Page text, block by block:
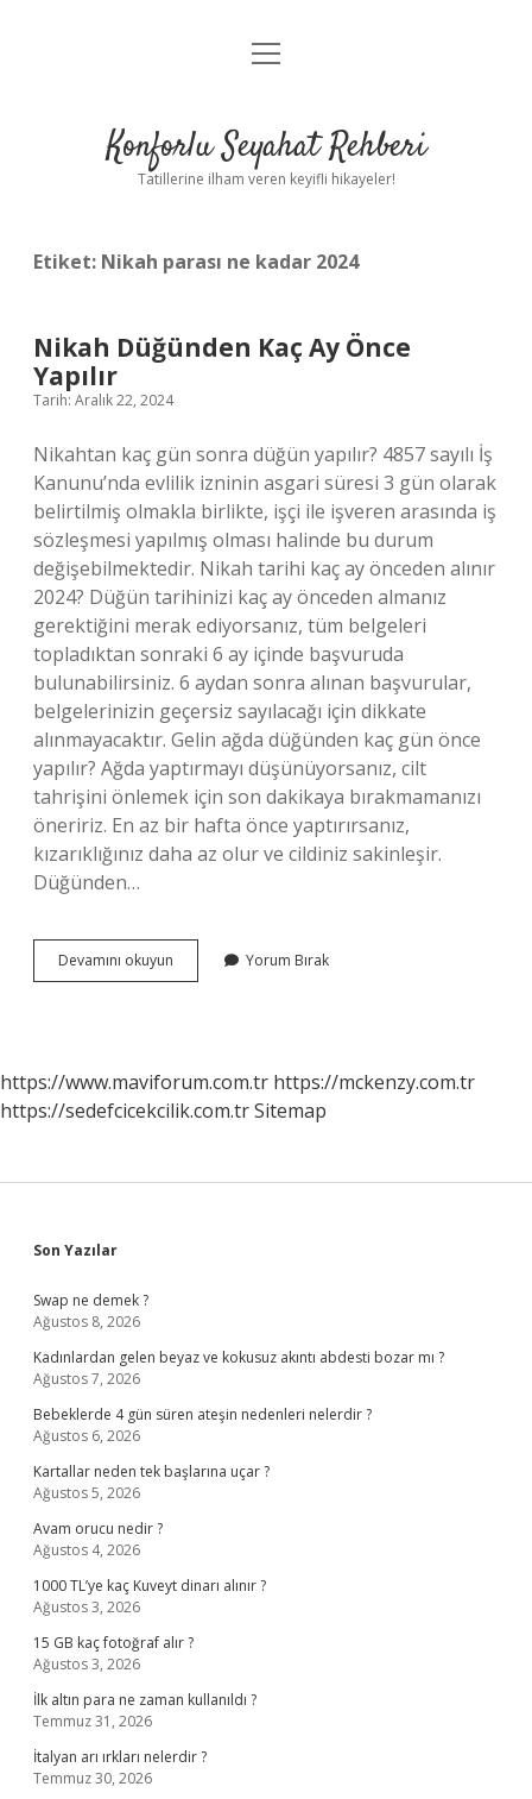
Anasayfa
Yasal Uyarı
menüyü
Konforlu Seyahat Rehberi
Tatillerine ilham veren keyifli hikayeler!
Etiket: Nikah parası ne kadar 2024
Nikah Düğünden Kaç Ay Önce
Yapılır
Tarih: Aralık 22, 2024
Nikahtan kaç gün sonra düğün yapılır? 4857 sayılı İş
Kanunu’nda evlilik izninin asgari süresi 3 gün olarak
belirtilmiş olmakla birlikte, işçi ile işveren arasında iş
sözleşmesi yapılmış olması halinde bu durum
değişebilmektedir. Nikah tarihi kaç ay önceden alınır
2024? Düğün tarihinizi kaç ay önceden almanız
gerektiğini merak ediyorsanız, tüm belgeleri
topladıktan sonraki 6 ay içinde başvuruda
bulunabilirsiniz. 6 aydan sonra alınan başvurular,
belgelerinizin geçersiz sayılacağı için dikkate
alınmayacaktır. Gelin ağda düğünden kaç gün önce
yapılır? Ağda yaptırmayı düşünüyorsanız, cilt
tahrişini önlemek için son dakikaya bırakmamanızı
öneririz. En az bir hafta önce yaptırırsanız,
kızarıklığınız daha az olur ve cildiniz sakinleşir.
Düğünden…
Devamını okuyun
Düğünden
Yorum Bırak
https://www.maviforum.com.tr https://mckenzy.com.tr
https://sedefcicekcilik.com.trSitemap
Sidebar
Son Yazılar
Swap ne demek ?
Ağustos 8, 2026
Kadınlardan gelen beyaz ve kokusuz akıntı abdesti bozar mı ?
Ağustos 7, 2026
Bebeklerde 4 gün süren ateşin nedenleri nelerdir ?
Ağustos 6, 2026
Kartallar neden tek başlarına uçar ?
Ağustos 5, 2026
Avam orucu nedir ?
Ağustos 4, 2026
1000 TL’ye kaç Kuveyt dinarı alınır ?
Ağustos 3, 2026
15 GB kaç fotoğraf alır ?
Ağustos 3, 2026
İlk altın para ne zaman kullanıldı ?
Temmuz 31, 2026
İtalyan arı ırkları nelerdir ?
Temmuz 30, 2026